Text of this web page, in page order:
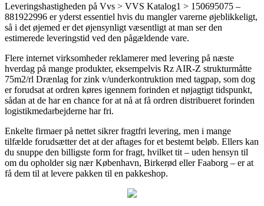
Leveringshastigheden på Vvs > VVS Katalog1 > 150695075 –
881922996 er yderst essentiel hvis du mangler varerne øjeblikkeligt,
så i det øjemed er det øjensynligt væsentligt at man ser den
estimerede leveringstid ved den pågældende vare.
Flere internet virksomheder reklamerer med levering på næste
hverdag på mange produkter, eksempelvis Rz AIR-Z strukturmåtte
75m2/rl Drænlag for zink v/underkontruktion med tagpap, som dog
er forudsat at ordren køres igennem forinden et nøjagtigt tidspunkt,
sådan at de har en chance for at nå at få ordren distribueret forinden
logistikmedarbejderne har fri.
Enkelte firmaer på nettet sikrer fragtfri levering, men i mange
tilfælde forudsætter det at der aftages for et bestemt beløb. Ellers kan
du snuppe den billigste form for fragt, hvilket tit – uden hensyn til
om du opholder sig nær København, Birkerød eller Faaborg – er at
få dem til at levere pakken til en pakkeshop.